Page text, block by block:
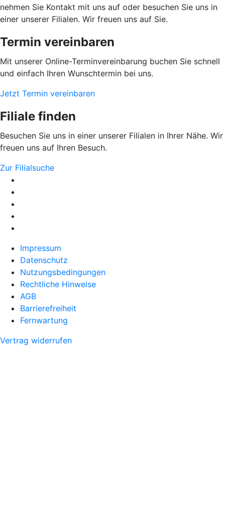
nehmen Sie Kontakt mit uns auf oder besuchen Sie uns in
einer unserer Filialen. Wir freuen uns auf Sie.
Termin vereinbaren
Mit unserer Online-Terminvereinbarung buchen Sie schnell
und einfach Ihren Wunschtermin bei uns.
Jetzt Termin vereinbaren
Filiale finden
Besuchen Sie uns in einer unserer Filialen in Ihrer Nähe. Wir
freuen uns auf Ihren Besuch.
Zur Filialsuche
Impressum
Datenschutz
Nutzungsbedingungen
Rechtliche Hinweise
AGB
Barrierefreiheit
Fernwartung
Vertrag widerrufen